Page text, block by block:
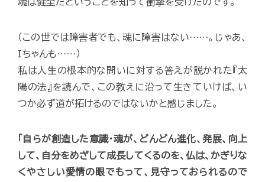
（この世では障害者でも、魂に障害はない……。じゃあ、
Iちゃんも……）
私は人生の根本的な問いに対する答えが説かれた『太
陽の法』を読んで、この教えに沿って生きていけば、い
つか必ず道が拓けるのではないかと感じました。
「自らが創造した意識・魂が、どんどん進化、発展、向上
して、自分をめざして成長してくるのを、仏は、かぎりな
くやさしい愛情の眼でもって、見守っておられるので